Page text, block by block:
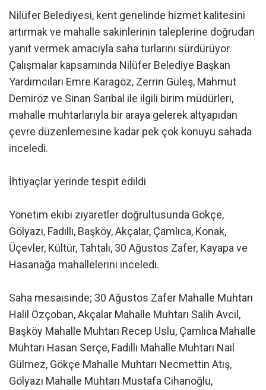
Nilüfer Belediyesi, kent genelinde hizmet kalitesini
artırmak ve mahalle sakinlerinin taleplerine doğrudan
yanıt vermek amacıyla saha turlarını sürdürüyor.
Çalışmalar kapsamında Nilüfer Belediye Başkan
Yardımcıları Emre Karagöz, Zerrin Güleş, Mahmut
Demiröz ve Sinan Sarıbal ile ilgili birim müdürleri,
mahalle muhtarlarıyla bir araya gelerek altyapıdan
çevre düzenlemesine kadar pek çok konuyu sahada
inceledi.
İhtiyaçlar yerinde tespit edildi
Yönetim ekibi ziyaretler doğrultusunda Gökçe,
Gölyazı, Fadıllı, Başköy, Akçalar, Çamlıca, Konak,
Üçevler, Kültür, Tahtalı, 30 Ağustos Zafer, Kayapa ve
Hasanağa mahallelerini inceledi.
Saha mesaisinde; 30 Ağustos Zafer Mahalle Muhtarı
Halil Özçoban, Akçalar Mahalle Muhtarı Salih Avcil,
Başköy Mahalle Muhtarı Recep Uslu, Çamlıca Mahalle
Muhtarı Hasan Serçe, Fadıllı Mahalle Muhtarı Nail
Gülmez, Gökçe Mahalle Muhtarı Necmettin Atış,
Gölyazı Mahalle Muhtarı Mustafa Cihanoğlu,